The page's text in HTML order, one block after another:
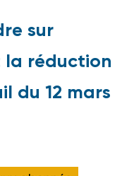
sur
la réduction
du 12 mars